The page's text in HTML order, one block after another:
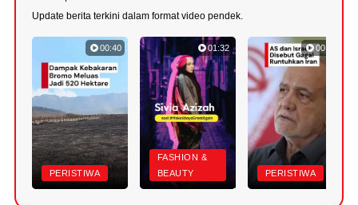
Update berita terkini dalam format video pendek.
00:40
PERISTIWA
01:32
FASHION &
BEAUTY
00:52
PERISTIWA